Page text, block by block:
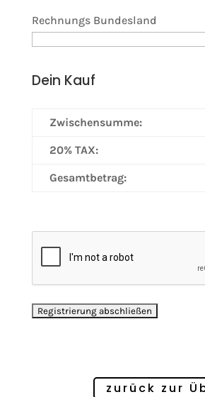
Rechnungs Bundesland
Dein Kauf
Zwischensumme:
20% TAX:
Gesamtbetrag:
zurück zur